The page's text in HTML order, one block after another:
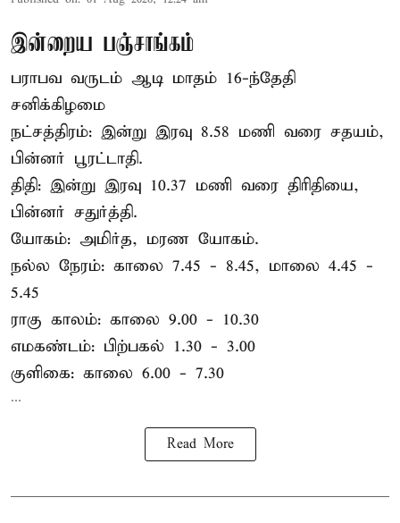
இன்றைய பஞ்சாங்கம்
பராபவ வருடம் ஆடி மாதம் 16-ந்தேதி
சனிக்கிழமை
நட்சத்திரம்: இன்று இரவு 8.58 மணி வரை சதயம்,
பின்னர் பூரட்டாதி.
திதி: இன்று இரவு 10.37 மணி வரை திரிதியை,
பின்னர் சதுர்த்தி.
யோகம்: அமிர்த, மரண யோகம்.
நல்ல நேரம்: காலை 7.45 - 8.45, மாலை 4.45 -
5.45
ராகு காலம்: காலை 9.00 - 10.30
எமகண்டம்: பிற்பகல் 1.30 - 3.00
குளிகை: காலை 6.00 - 7.30
...
Read More